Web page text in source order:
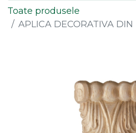
Toate produsele
APLICA DECORATIVA DIN